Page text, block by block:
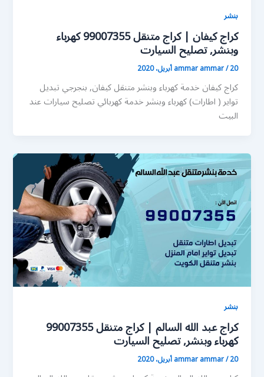
بنشر
كراج كيفان | كراج متنقل 99007355 كهرباء
وبنشر, تصليح السيارت
ammar ammar/20 أبريل، 2020
كراج كيفان خدمة كهرباء وبنشر متنقل كيفان, بنجرجي تبديل
تواير ( اطارات) كهرباء وبنشر خدمة كهربائي تصليح سيارات عند
البيت
بنشر
كراج عبد الله السالم | كراج متنقل 99007355
كهرباء وبنشر, تصليح السيارت
ammar ammar/20 أبريل، 2020